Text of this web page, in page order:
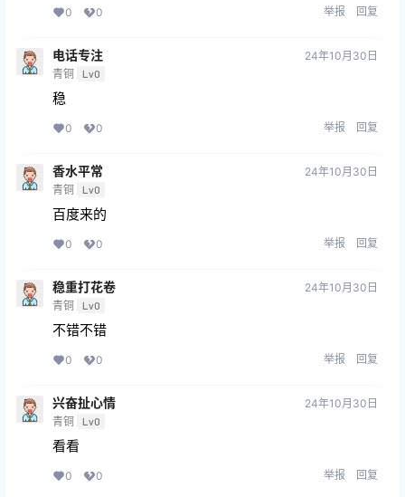
0 0 举报 回复
电话专注
青铜 Lv0
24年10月30日
稳
0 0 举报 回复
香水平常
青铜 Lv0
24年10月30日
百度来的
0 0 举报 回复
稳重打花卷
青铜 Lv0
24年10月30日
不错不错
0 0 举报 回复
兴奋扯心情
青铜 Lv0
24年10月30日
看看
0 0 举报 回复